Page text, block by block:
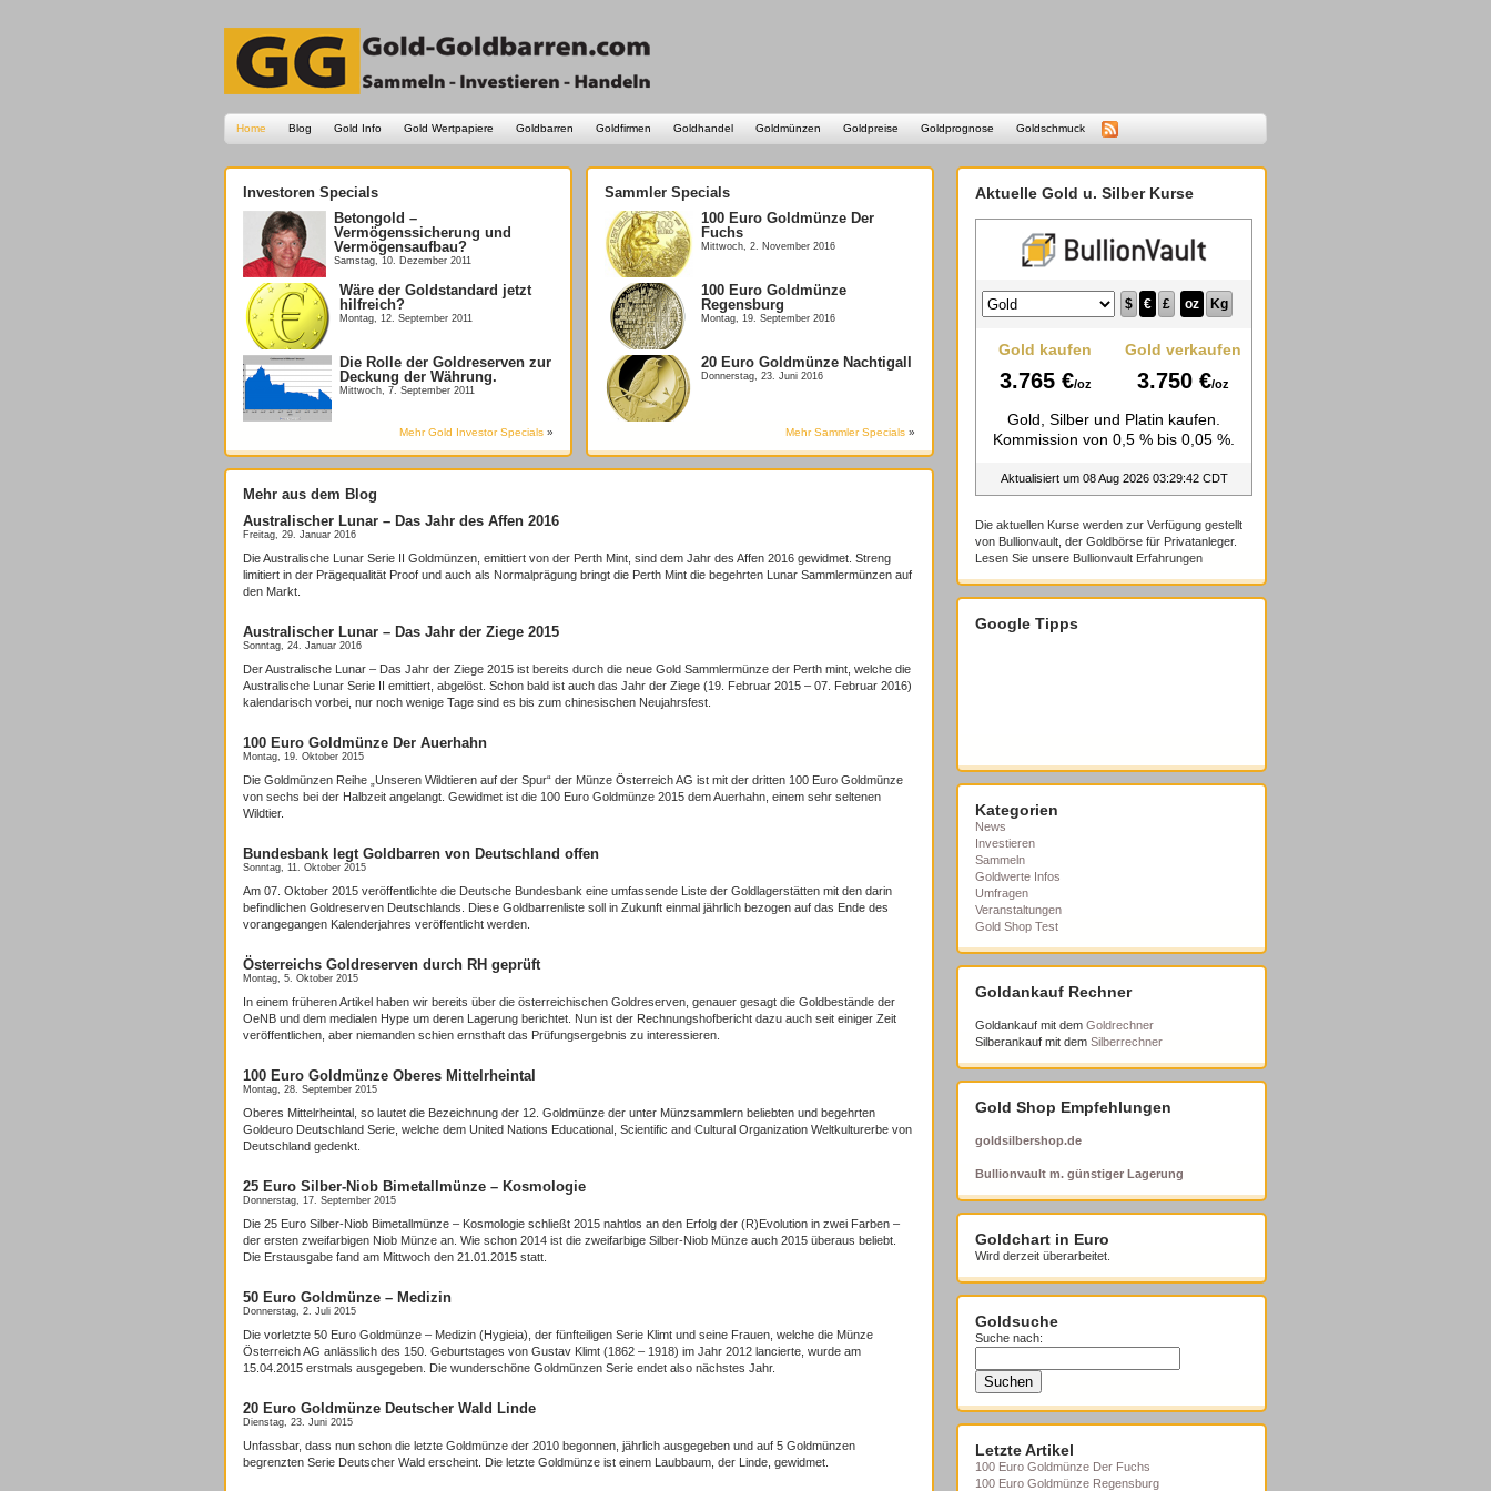
Home Blog Gold Info Gold Wertpapiere Goldbarren Goldfirmen Goldhandel Goldmünzen Goldpreise Goldprognose Goldschmuck
Investoren Specials
Betongold –
Vermögenssicherung und
Vermögensaufbau?
Samstag, 10. Dezember 2011
Wäre der Goldstandard jetzt
hilfreich?
Montag, 12. September 2011
Die Rolle der Goldreserven zur
Deckung der Währung.
Mittwoch, 7. September 2011
Mehr Gold Investor Specials »
Sammler Specials
100 Euro Goldmünze Der
Fuchs
Mittwoch, 2. November 2016
100 Euro Goldmünze
Regensburg
Montag, 19. September 2016
20 Euro Goldmünze Nachtigall
Donnerstag, 23. Juni 2016
Mehr Sammler Specials »
Mehr aus dem Blog
Australischer Lunar – Das Jahr des Affen 2016
Freitag, 29. Januar 2016
Die Australische Lunar Serie II Goldmünzen, emittiert von der Perth Mint, sind dem Jahr des Affen 2016 gewidmet. Streng
limitiert in der Prägequalität Proof und auch als Normalprägung bringt die Perth Mint die begehrten Lunar Sammlermünzen auf
den Markt.
Australischer Lunar – Das Jahr der Ziege 2015
Sonntag, 24. Januar 2016
Der Australische Lunar – Das Jahr der Ziege 2015 ist bereits durch die neue Gold Sammlermünze der Perth mint, welche die
Australische Lunar Serie II emittiert, abgelöst. Schon bald ist auch das Jahr der Ziege (19. Februar 2015 – 07. Februar 2016)
kalendarisch vorbei, nur noch wenige Tage sind es bis zum chinesischen Neujahrsfest.
100 Euro Goldmünze Der Auerhahn
Montag, 19. Oktober 2015
Die Goldmünzen Reihe „Unseren Wildtieren auf der Spur“ der Münze Österreich AG ist mit der dritten 100 Euro Goldmünze
von sechs bei der Halbzeit angelangt. Gewidmet ist die 100 Euro Goldmünze 2015 dem Auerhahn, einem sehr seltenen
Wildtier.
Bundesbank legt Goldbarren von Deutschland offen
Sonntag, 11. Oktober 2015
Am 07. Oktober 2015 veröffentlichte die Deutsche Bundesbank eine umfassende Liste der Goldlagerstätten mit den darin
befindlichen Goldreserven Deutschlands. Diese Goldbarrenliste soll in Zukunft einmal jährlich bezogen auf das Ende des
vorangegangen Kalenderjahres veröffentlicht werden.
Österreichs Goldreserven durch RH geprüft
Montag, 5. Oktober 2015
In einem früheren Artikel haben wir bereits über die österreichischen Goldreserven, genauer gesagt die Goldbestände der
OeNB und dem medialen Hype um deren Lagerung berichtet. Nun ist der Rechnungshofbericht dazu auch seit einiger Zeit
veröffentlichen, aber niemanden schien ernsthaft das Prüfungsergebnis zu interessieren.
100 Euro Goldmünze Oberes Mittelrheintal
Montag, 28. September 2015
Oberes Mittelrheintal, so lautet die Bezeichnung der 12. Goldmünze der unter Münzsammlern beliebten und begehrten
Goldeuro Deutschland Serie, welche dem United Nations Educational, Scientific and Cultural Organization Weltkulturerbe von
Deutschland gedenkt.
25 Euro Silber-Niob Bimetallmünze – Kosmologie
Donnerstag, 17. September 2015
Die 25 Euro Silber-Niob Bimetallmünze – Kosmologie schließt 2015 nahtlos an den Erfolg der (R)Evolution in zwei Farben –
der ersten zweifarbigen Niob Münze an. Wie schon 2014 ist die zweifarbige Silber-Niob Münze auch 2015 überaus beliebt.
Die Erstausgabe fand am Mittwoch den 21.01.2015 statt.
50 Euro Goldmünze – Medizin
Donnerstag, 2. Juli 2015
Die vorletzte 50 Euro Goldmünze – Medizin (Hygieia), der fünfteiligen Serie Klimt und seine Frauen, welche die Münze
Österreich AG anlässlich des 150. Geburtstages von Gustav Klimt (1862 – 1918) im Jahr 2012 lancierte, wurde am
15.04.2015 erstmals ausgegeben. Die wunderschöne Goldmünzen Serie endet also nächstes Jahr.
20 Euro Goldmünze Deutscher Wald Linde
Dienstag, 23. Juni 2015
Unfassbar, dass nun schon die letzte Goldmünze der 2010 begonnen, jährlich ausgegeben und auf 5 Goldmünzen
begrenzten Serie Deutscher Wald erscheint. Die letzte Goldmünze ist einem Laubbaum, der Linde, gewidmet.
Aktuelle Gold u. Silber Kurse
Die aktuellen Kurse werden zur Verfügung gestellt
von Bullionvault, der Goldbörse für Privatanleger.
Lesen Sie unsere Bullionvault Erfahrungen
Google Tipps
Kategorien
News
Investieren
Sammeln
Goldwerte Infos
Umfragen
Veranstaltungen
Gold Shop Test
Goldankauf Rechner
Goldankauf mit dem Goldrechner
Silberankauf mit dem Silberrechner
Gold Shop Empfehlungen
goldsilbershop.de
Bullionvault m. günstiger Lagerung
Goldchart in Euro
Wird derzeit überarbeitet.
Goldsuche
Suche nach:
Letzte Artikel
100 Euro Goldmünze Der Fuchs
100 Euro Goldmünze Regensburg